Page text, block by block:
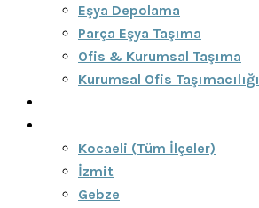
Eşya Depolama
Parça Eşya Taşıma
Ofis & Kurumsal Taşıma
Kurumsal Ofis Taşımacılığı
Kocaeli (Tüm İlçeler)
İzmit
Gebze